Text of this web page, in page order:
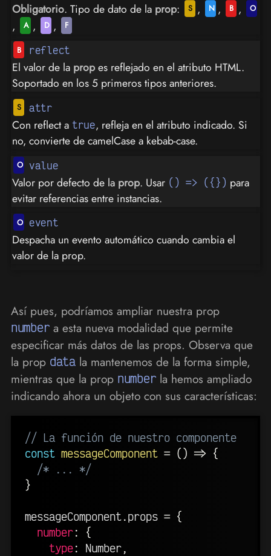
Obligatorio. Tipo de dato de la prop: , ,
,
,
, ,
reflect
El valor de la propes reflejado en el atributo HTML.
Soportado en los 5 primeros tipos anteriores.
attr
Con reflect a true, refleja en el atributo indicado. Si
no, convierte de camelCase a kebab-case.
value
Valor por defecto de la prop. Usar () => ({}) para
evitar referencias entre instancias.
event
Despacha un evento automático cuando cambia el
valor de la prop.
Así pues, podríamos ampliar nuestra prop
number a esta nueva modalidad que permite
especificar más datos de las props. Observa que
la prop datala mantenemos de la forma simple,
mientras que la prop number la hemos ampliado
indicando ahora un objeto con sus características:
// La función de nuestro componente
const messageComponent = () => {
/* ... */
}
messageComponent.props = {
number:
{
type: Number,